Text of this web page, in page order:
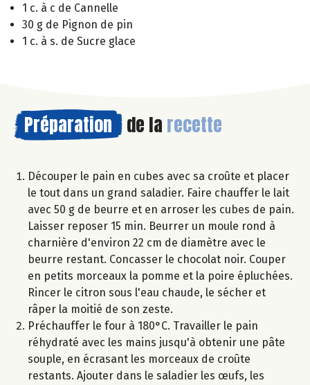
1 c. à c de Cannelle
30 g de Pignon de pin
1 c. à s. de Sucre glace
Préparation de la recette
Découper le pain en cubes avec sa croûte et placer
le tout dans un grand saladier. Faire chauffer le lait
avec 50 g de beurre et en arroser les cubes de pain.
Laisser reposer 15 min. Beurrer un moule rond à
charnière d'environ 22 cm de diamètre avec le
beurre restant. Concasser le chocolat noir. Couper
en petits morceaux la pomme et la poire épluchées.
Rincer le citron sous l'eau chaude, le sécher et
râper la moitié de son zeste.
Préchauffer le four à 180°C. Travailler le pain
réhydraté avec les mains jusqu'à obtenir une pâte
souple, en écrasant les morceaux de croûte
restants. Ajouter dans le saladier les œufs, les